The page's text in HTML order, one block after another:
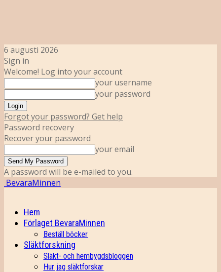
6 augusti 2026
Sign in
Welcome! Log into your account
your username
your password
Forgot your password? Get help
Password recovery
Recover your password
your email
A password will be e-mailed to you.
BevaraMinnen
Hem
Förlaget BevaraMinnen
Beställ böcker
Släktforskning
Släkt- och hembygdsbloggen
Hur jag släktforskar